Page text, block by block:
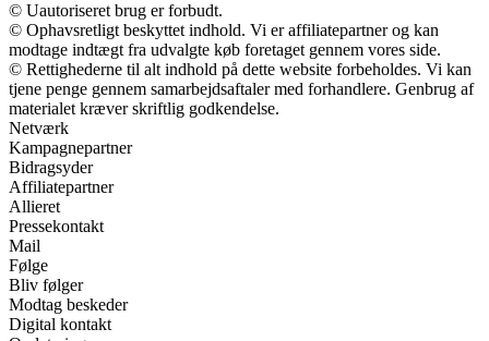
© Uautoriseret brug er forbudt.
© Ophavsretligt beskyttet indhold. Vi er affiliatepartner og kan
modtage indtægt fra udvalgte køb foretaget gennem vores side.
© Rettighederne til alt indhold på dette website forbeholdes. Vi kan
tjene penge gennem samarbejdsaftaler med forhandlere. Genbrug af
materialet kræver skriftlig godkendelse.
Netværk
Kampagnepartner
Bidragsyder
Affiliatepartner
Allieret
Pressekontakt
Mail
Følge
Bliv følger
Modtag beskeder
Digital kontakt